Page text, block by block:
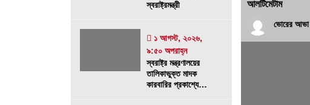
১ আগস্ট, ২০২৬, ৯:৩৪ অপরাহ্ন
নগর যুবদলের নতুন যুগ্ম আহ্বায়ক ইঞ্জি.
আরিফুজ্জামান সোহেলকে RPSF-এর
সংবর্ধনা
২৯ জুলাই, ২০২৬, ১২:২১ অপরাহ্ন
স্বরাষ্ট্রমন্ত্রী
১ আগস্ট, ২০২৬,
৯:৫০ অপরাহ্ন
স্বরাষ্ট্র মন্ত্রণালয়ের
তালিকাভুক্ত মাদক
কারবারির প্রকাশ্যে
আলটিমেটাম
ভোরের আভা